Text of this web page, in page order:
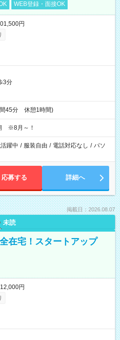
WEB登録・面接OK
円
3分
45分 休憩1時間)
※8月～！
躍中 / 服装自由 / 電話対応なし / パソ
応募する 詳細へ
掲載日：2026.08.07
未読
在宅！スタートアップ
円